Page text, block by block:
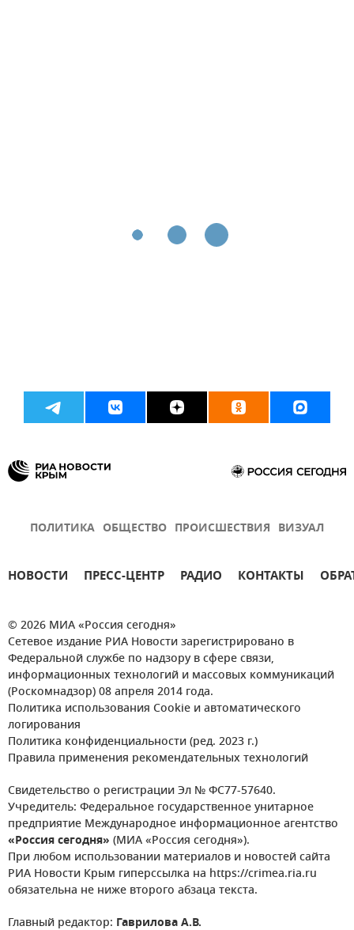
ПОЛИТИКА ОБЩЕСТВО ПРОИСШЕСТВИЯ ВИЗУАЛ
НОВОСТИ ПРЕСС-ЦЕНТР РАДИО КОНТАКТЫ
© 2026 МИА «Россия сегодня»
Сетевое издание РИА Новости зарегистрировано в
Федеральной службе по надзору в сфере связи,
информационных технологий и массовых коммуникаций
(Роскомнадзор) 08 апреля 2014 года.
Политика использования Cookie и автоматического
логирования
Политика конфиденциальности (ред. 2023 г.)
Правила применения рекомендательных технологий
Свидетельство о регистрации Эл № ФС77-57640.
Учредитель: Федеральное государственное унитарное
предприятие Международное информационное агентство
«Россия сегодня» (МИА «Россия сегодня»).
При любом использовании материалов и новостей сайта
РИА Новости Крым гиперссылка на https://crimea.ria.ru
обязательна не ниже второго абзаца текста.
Главный редактор: Гаврилова А.В.